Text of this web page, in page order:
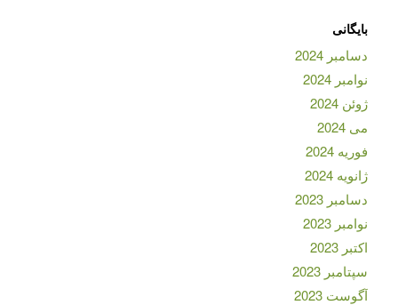
بایگانی
دسامبر 2024
نوامبر 2024
ژوئن 2024
می 2024
فوریه 2024
ژانویه 2024
دسامبر 2023
نوامبر 2023
اکتبر 2023
سپتامبر 2023
آگوست 2023